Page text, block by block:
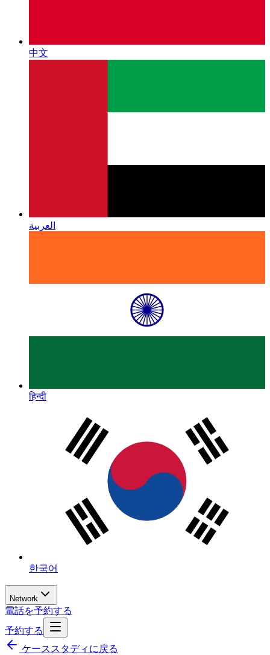
中文
العربية
हिन्दी
한국어
Network
電話を予約する
予約する
ケーススタディに戻る